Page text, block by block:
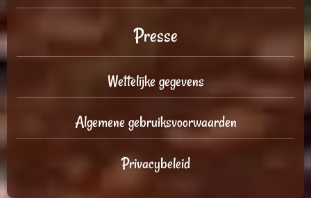
Presse
Wettelijke gegevens
Algemene gebruiksvoorwaarden
Privacybeleid